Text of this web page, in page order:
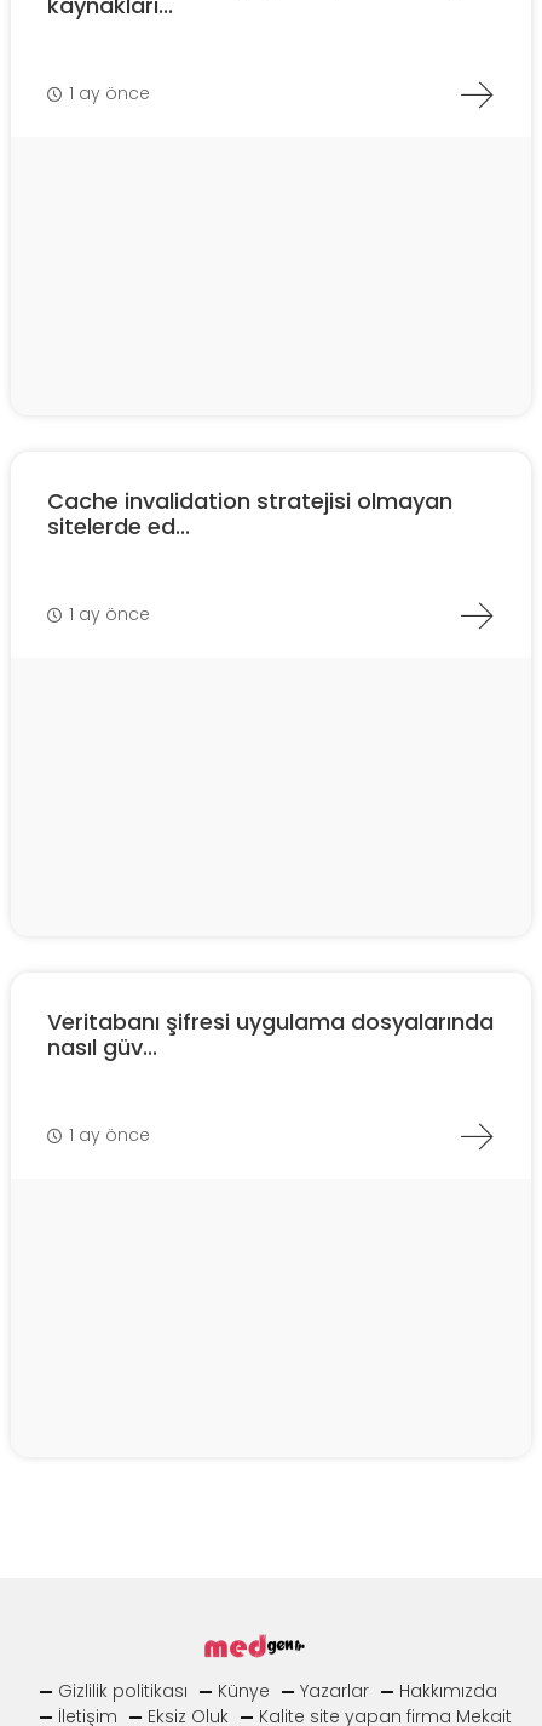
1 ay önce
Cache invalidation stratejisi olmayan
sitelerde ed...
1 ay önce
Veritabanı şifresi uygulama dosyalarında
nasıl güv...
1 ay önce
Gizlilik politikası Künye Yazarlar
Hakkımızda
İletişim
Eksiz Oluk Kalite site yapan firma Mekait